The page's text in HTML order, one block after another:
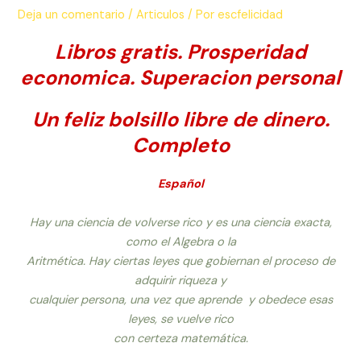
Deja un comentario /Articulos / Porescfelicidad
Libros gratis. Prosperidad
economica. Superacion personal
Un feliz bolsillo libre de dinero.
Completo
Español
Hay una ciencia de volverse rico y es una ciencia exacta,
como el Algebra o la
Aritmética. Hay ciertas leyes que gobiernan el proceso de
adquirir riqueza y
cualquier persona, una vez que aprende y obedece esas
leyes, se vuelve rico
con certeza matemática.